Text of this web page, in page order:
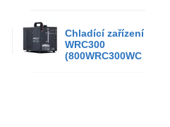
Chladící zařízení
WRC300
(800WRC300WC